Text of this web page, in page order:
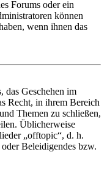
Forums oder ein
können
wenn ihnen das
das Geschehen im
Recht, in ihrem Bereich
Themen zu schließen,
Üblicherweise
„offtopic“, d. h.
Beleidigendes bzw.